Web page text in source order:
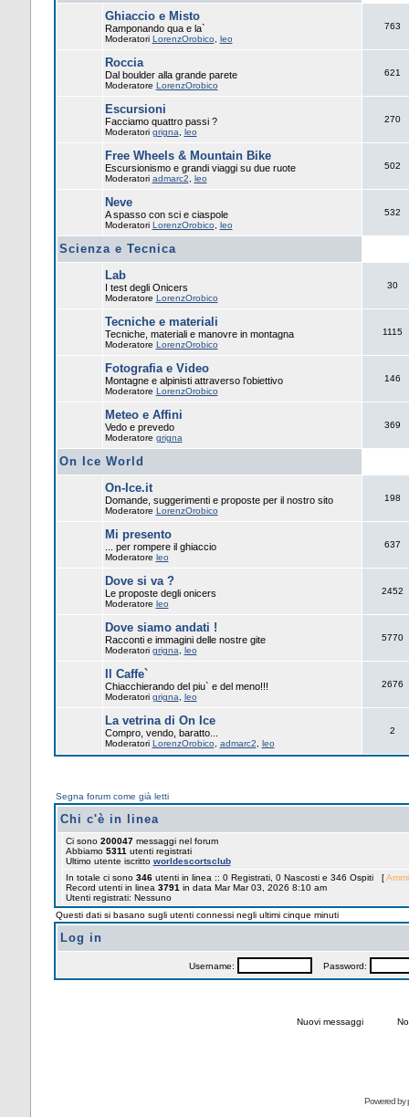
Ghiaccio e Misto
Ramponando qua e la`
Moderatori LorenzOrobico leo
763
Roccia
Dal boulder alla grande parete
Moderatore LorenzOrobico
621
Escursioni
Facciamo quattro passi ?
Moderatori grigna leo
270
Free Wheels & Mountain Bike
Escursionismo e grandi viaggi su due ruote
Moderatori admarc2 leo
502
Neve
A spasso con sci e ciaspole
Moderatori LorenzOrobico leo
532
Scienza e Tecnica
Lab
I test degli Onicers
Moderatore LorenzOrobico
30
Tecniche e materiali
Tecniche, materiali e manovre in montagna
Moderatore LorenzOrobico
1115
Fotografia e Video
Montagne e alpinisti attraverso l'obiettivo
Moderatore LorenzOrobico
146
Meteo e Affini
Vedo e prevedo
Moderatore grigna
369
On Ice World
On-Ice.it
Domande, suggerimenti e proposte per il nostro sito
Moderatore LorenzOrobico
198
Mi presento
... per rompere il ghiaccio
Moderatore leo
637
Dove si va ?
Le proposte degli onicers
Moderatore leo
2452
Dove siamo andati !
Racconti e immagini delle nostre gite
Moderatori grigna leo
5770
Il Caffe`
Chiacchierando del piu` e del meno!!!
Moderatori grigna leo
2676
La vetrina di On Ice
Compro, vendo, baratto...
Moderatori LorenzOrobico admarc2 leo
2
Segna forum come già letti
Chi c'è in linea
Ci sono 200047messaggi nel forum
Abbiamo 5311 utenti registrati
Ultimo utente iscritto worldescortsclub
In totale ci sono 346utenti in linea :: 0 Registrati, 0 Nascosti e 346 Ospiti [
Record utenti in linea 3791 in data Mar Mar 03, 2026 8:10 am
Utenti registrati: Nessuno
Questi dati si basano sugli utenti connessi negli ultimi cinque minuti
Log in
Username: Password:
Nuovi messaggi
Powered by